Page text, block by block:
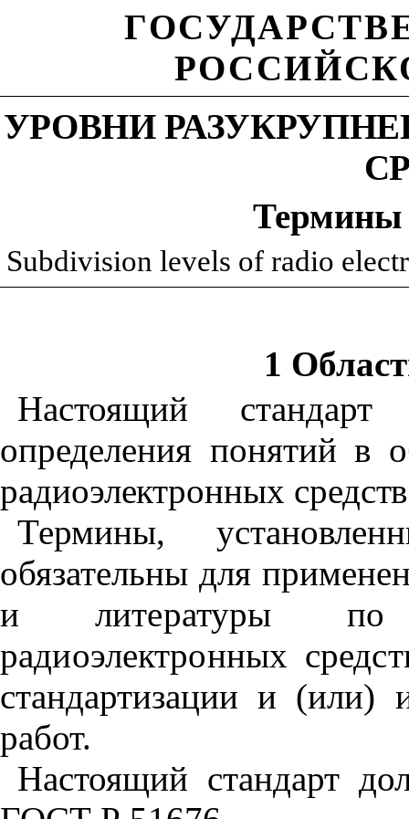
УРОВНИ
Термины
Subdivision levels of radio
1
Настоящий
определения понятий в
радиоэлектронных
Термины,
обязательны для
и литературы по
радиоэлектронных
стандартизации и (или)
работ.
Настоящий стандарт